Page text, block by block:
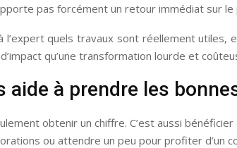
pas forcément un retour immédiat sur
l’expert quels travaux sont réellement
qu’une transformation lourde et
aide à prendre les
obtenir un chiffre. C’est aussi
ou attendre un peu pour profiter d’un